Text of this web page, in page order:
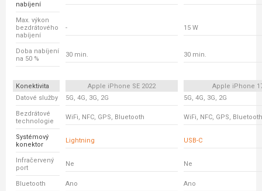
nabíjení
Max. výkon
bezdrátového
nabíjení
- 15 W
Doba nabíjení
na 50 %
30 min. 30 min.
Konektivita Apple iPhone SE 2022
Apple iPhone
Datové služby
5G, 4G, 3G, 2G 5G, 4G, 3G, 2G
Bezdrátové
technologie
WiFi, NFC, GPS, Bluetooth WiFi, NFC, GPS, Bluetooth
Systémový
konektor
Lightning USB-C
Infračervený
port
Ne Ne
Bluetooth Ano Ano